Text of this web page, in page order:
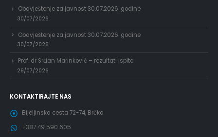
Obavještenje za javnost 30.07.2026. godine
30/07/2026
Obavještenje za javnost 30.07.2026. godine
30/07/2026
Prof. dr Srđan Marinković – rezultati ispita
29/07/2026
KONTAKTIRAJTE NAS
Bijeljinska cesta 72-74, Brčko
+387 49 590 605